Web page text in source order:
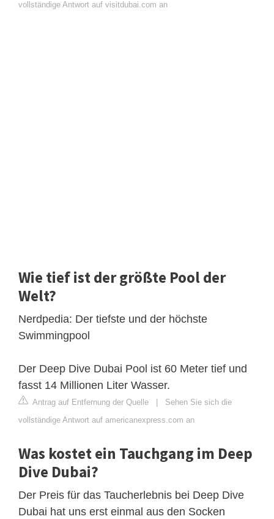
vollständige Antwort auf visitdubai.com an
Wie tief ist der größte Pool der
Welt?
Nerdpedia: Der tiefste und der höchste
Swimmingpool
Der Deep Dive Dubai Pool ist 60 Meter tief und
fasst 14 Millionen Liter Wasser.
Antrag auf Entfernung der Quelle
Sehen Sie sich die
vollständige Antwort auf americanexpress.com an
Was kostet ein Tauchgang im Deep
Dive Dubai?
Der Preis für das Taucherlebnis bei Deep Dive
Dubai hat uns erst einmal aus den Socken